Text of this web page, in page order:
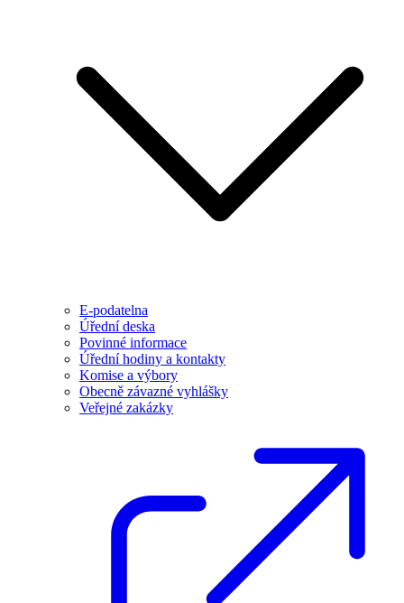
E-podatelna
Úřední deska
Povinné informace
Úřední hodiny a kontakty
Komise a výbory
Obecně závazné vyhlášky
Veřejné zakázky